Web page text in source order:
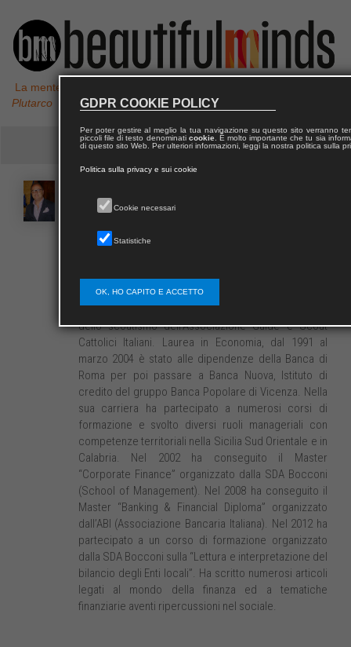
La mente non è un vaso da riempire, ma un fuoco da accendere,
Plutarco
Corrado
Corrado Bonfanti classe 1965, dal 2011 è Sindaco di
Periodo giovanile trascorso tra lo sport praticato a
livello agonistico, pattinaggio, volley, calcio e
l’impegno sociale attraverso il percorso formativo
dello scoutismo dell’Associazione Guide e Scout
Cattolici Italiani. Laurea in Economia, dal 1991 al
marzo 2004 è stato alle dipendenze della Banca di
Roma per poi passare a Banca Nuova, Istituto di
credito del gruppo Banca Popolare di Vicenza. Nella
sua carriera ha partecipato a numerosi corsi di
formazione e svolto diversi ruoli manageriali con
competenze territoriali nella Sicilia Sud Orientale e in
Calabria. Nel 2002 ha conseguito il Master
“Corporate Finance” organizzato dalla SDA Bocconi
(School of Management). Nel 2008 ha conseguito il
Master “Banking & Financial Diploma” organizzato
dall’ABI (Associazione Bancaria Italiana). Nel 2012 ha
partecipato a un corso di formazione organizzato
dalla SDA Bocconi sulla “Lettura e interpretazione del
bilancio degli Enti locali”. Ha scritto numerosi articoli
legati al mondo della finanza ed a tematiche
finanziarie aventi ripercussioni nel sociale.
GDPR COOKIE POLICY
Per poter gestire al meglio la tua navigazione su questo sito verranno
piccoli file di testo denominati cookie. È molto importante che tu sia
di questo sito Web. Per ulteriori informazioni, leggi la nostra politica sulla
Politica sulla privacy e sui cookie
Cookie necessari
Statistiche
OK, HO CAPITO E ACCETTO